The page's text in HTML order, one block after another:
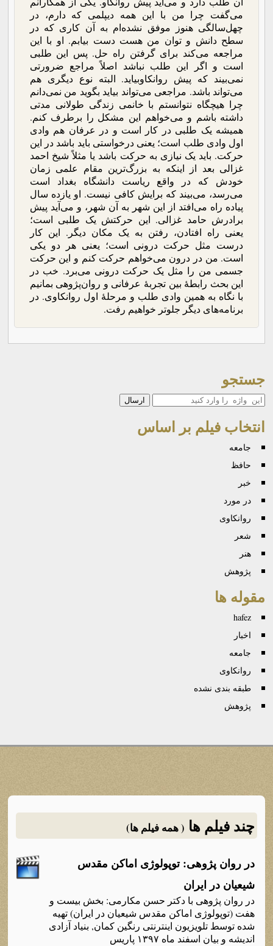
می‌گفت چرا من با این همه دیپلمی که دارم، در
چهل‌سالگی هنوز موفق نشده‌ام به آن کاری که در
سطح دانش و توان من هست دست بیابم. او با این
مراجعه می‌کند برای گرفتن راه حل. پس این طلبی
است و اگر این طلب نباشد اصلاً مراجع ضرورتی
نمی‌بیند که پیش روانکاوبیاید. البته نوع دیگری هم
می‌تواند باشد. مراجعی می‌تواند بیاید بگوید من نمی‌دانم
چرا هیچگاه نتوانستم با خانمی زندگی طولانی مدتی
داشته باشم و می‌خواهم این مشکل را برطرف کنم.
همیشه یک طلبی در کار است و در عرفان هم وادی
اول وادی طلب است؛ یعنی درخواستی باید باشد در این
حرکت. باید یک نیازی به حرکت باشد یا مثلاً شیخ احمد
غزالی بعد از اینکه به بزرگ‌ترین مقام علمی زمان
خودش که در واقع ریاست دانشگاه بغداد است
می‌رسد، می‌بیند که برایش کافی نیست. او یازده سال
پیاده راه می‌افتد از این شهر به آن شهر، و می‌آید پیش
برادرش حامد غزالی. این حرکتش یک طلبی است؛
یعنی راه افتادن، رفتن به یک مکان دیگر. این کار
درست مثل حرکت درونی است؛ یعنی هر دو یکی
است. من در درون می‌خواهم حرکت کنم و این حرکت
جسمی من را مثل یک حرکت درونی می‌برد. خب در
این بحث رابطۀ بین تجربۀ عرفانی و روان‌پژوهی بمانیم
با نگاه به همین وادی طلب و مرحلۀ اول روانکاوی. در
برنامه‌های دیگر جلوتر خواهیم رفت.
جستجو
جستجو
انتخاب فیلم بر اساس
جامعه
حافظ
خبر
در مورد
روانكاوی
شعر
هنر
پژوهش
مقوله ها
hafez
اخبار
جامعه
روانكاوی
طبقه بندی نشده
پژوهش
چند فیلم ها ( همه فیلم ها)
در روان پژوهی: توپولوژی اماکن مقدس
شیعیان در ایران
در روان پژوهی با دکتر حسن مکارمی: بخش بیست و
هفت (توپولوژی اماکن مقدس شیعیان در ایران) تهیه
شده توسط تلویزیون اینترنتی رنگین کمان, بنیاد آزادی
اندیشه و بیان اسفند ماه ۱۳۹۷ پاریس